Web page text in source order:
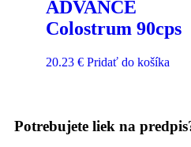
ADVANCE
Colostrum 90cps
20.23 € Pridať do košíka
Potrebujete liek na